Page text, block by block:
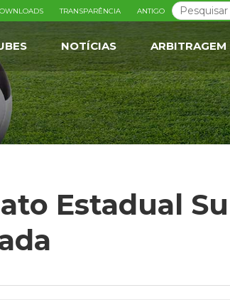
Pesquisar
por:
TRANSPARÊNCIA ANTIGO
NOTÍCIAS ARBITRAGEM
Estadual